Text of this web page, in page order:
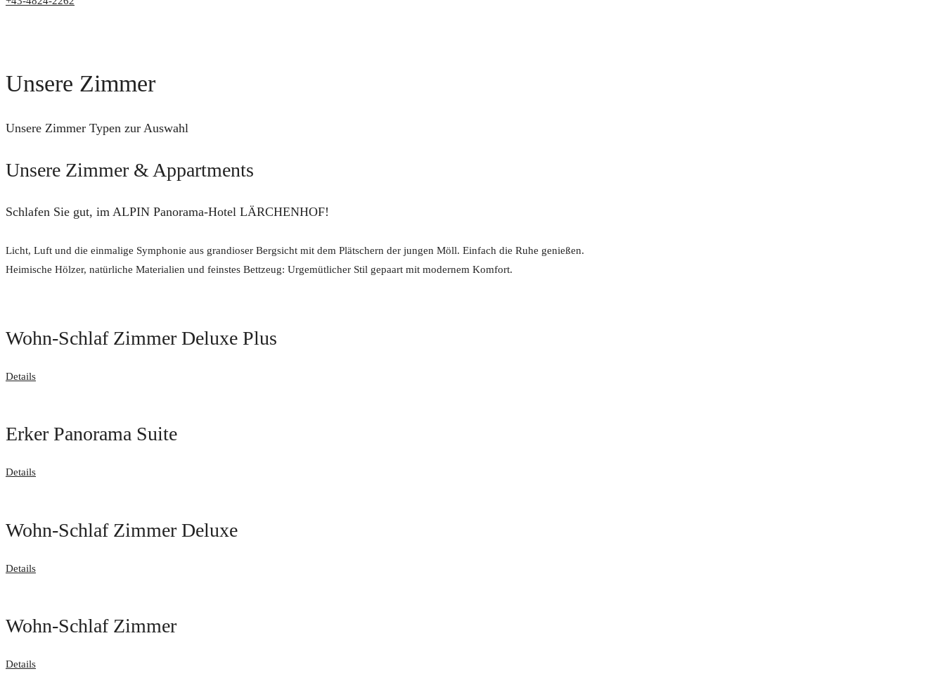
Unsere Zimmer
Unsere Zimmer Typen zur Auswahl
Unsere Zimmer & Appartments
Schlafen Sie gut, im ALPIN Panorama-Hotel LÄRCHENHOF!
Licht, Luft und die einmalige Symphonie aus grandioser Bergsicht mit dem Plätschern der jungen Möll. Einfach die Ruhe genießen.
Heimische Hölzer, natürliche Materialien und feinstes Bettzeug: Urgemütlicher Stil gepaart mit modernem Komfort.
Wohn-Schlaf Zimmer Deluxe Plus
Details
Erker Panorama Suite
Details
Wohn-Schlaf Zimmer Deluxe
Details
Wohn-Schlaf Zimmer
Details